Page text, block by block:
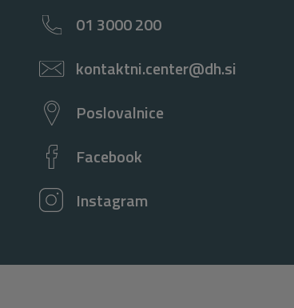
01 3000 200
kontaktni.center@dh.si
Poslovalnice
Facebook
Instagram